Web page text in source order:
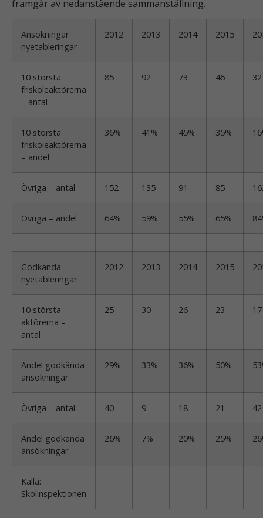
framgår av nedanstående sammanställning.
Ansökningar
nyetableringar
2012 2013 2014 2015
10 största
friskoleaktörerna
– antal
85 92 73 46 32
10 största
friskoleaktörerna
– andel
36% 41% 45% 35%
Övriga – antal 152 135 91 85
Övriga – andel 64% 59% 55% 65%
Godkända
nyetableringar
2012 2013 2014 2015
10 största
aktörerna –
antal
25 30 26 23 17
Andel godkända
ansökningar
29% 33% 36% 50%
Övriga – antal 40 9 18 21 42
Andel godkända
ansökningar
26% 7% 20% 25%
Källa:
Skolinspektionen